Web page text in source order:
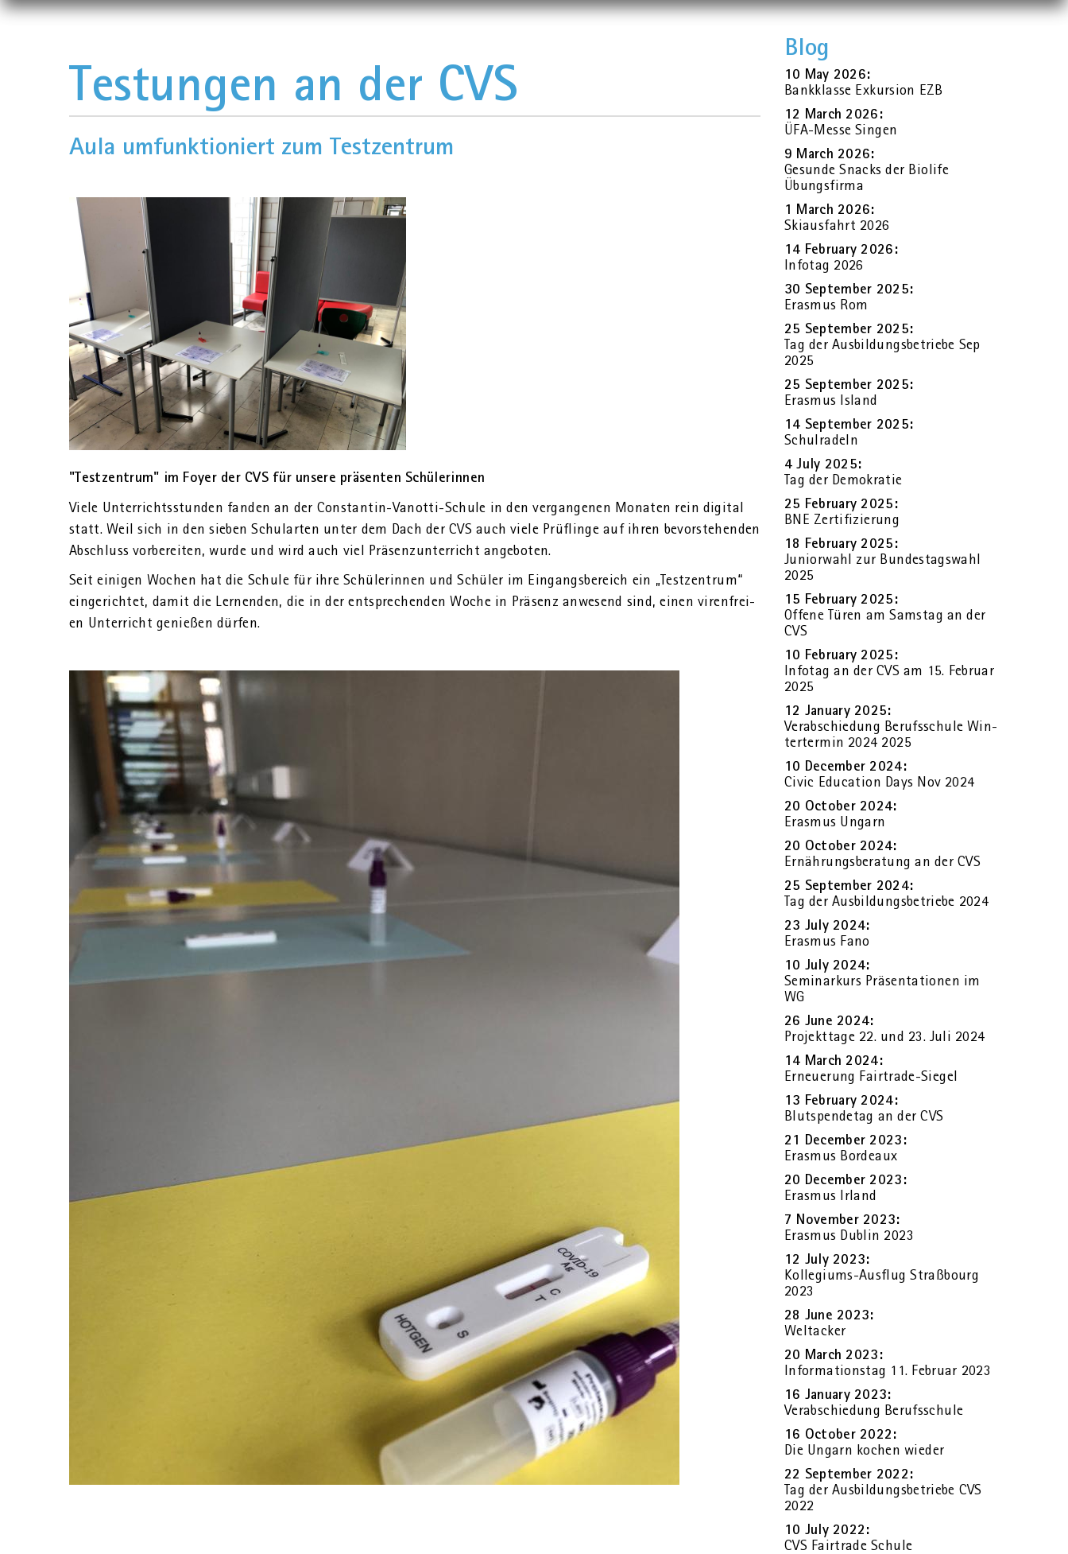
Testungen an der CVS
Aula umfunktioniert zum Testzentrum
"Test­zen­trum" im Foyer der CVS für un­se­re prä­sen­ten Schü­le­rin­nen
Viele Un­ter­richts­stun­den fan­den an der Con­stan­tin-Va­not­ti-Schu­le in den ver­gan­ge­nen Mo­na­ten rein di­gi­tal
statt. Weil sich in den sie­ben Schul­ar­ten unter dem Dach der CVS auch viele Prüf­lin­ge auf ihren be­vor­ste­hen­den
Ab­schluss vor­be­rei­ten, wurde und wird auch viel Prä­senz­un­ter­richt an­ge­bo­ten.
Seit ei­ni­gen Wo­chen hat die Schu­le für ihre Schü­le­rin­nen und Schü­ler im Ein­gangs­be­reich ein „Test­zen­trum“
ein­ge­rich­tet, damit die Ler­nen­den, die in der ent­spre­chen­den Woche in Prä­senz an­we­send sind, einen vi­ren­frei­
en Un­ter­richt ge­nie­ßen dür­fen.
Blog
10 May 2026:
Bank­klas­se Ex­kur­si­on EZB
12 March 2026:
ÜFA-Messe Sin­gen
9 March 2026:
Ge­sun­de Snacks der Bio­li­fe
Übungs­fir­ma
1 March 2026:
Ski­aus­fahrt 2026
14 Fe­bru­ary 2026:
In­fo­tag 2026
30 Sep­tem­ber 2025:
Eras­mus Rom
25 Sep­tem­ber 2025:
Tag der Aus­bil­dungs­be­trie­be Sep
2025
25 Sep­tem­ber 2025:
Eras­mus Is­land
14 Sep­tem­ber 2025:
Schul­ra­deln
4 July 2025:
Tag der De­mo­kra­tie
25 Fe­bru­ary 2025:
BNE Zer­ti­fi­zie­rung
18 Fe­bru­ary 2025:
Ju­nior­wahl zur Bun­des­tags­wahl
2025
15 Fe­bru­ary 2025:
Of­fe­ne Türen am Sams­tag an der
CVS
10 Fe­bru­ary 2025:
In­fo­tag an der CVS am 15. Fe­bru­ar
2025
12 Ja­nu­ary 2025:
Ver­ab­schie­dung Be­rufs­schu­le Win­
ter­ter­min 2024 2025
10 Decem­ber 2024:
Civic Edu­ca­ti­on Days Nov 2024
20 Oc­to­ber 2024:
Eras­mus Un­garn
20 Oc­to­ber 2024:
Er­näh­rungs­be­ra­tung an der CVS
25 Sep­tem­ber 2024:
Tag der Aus­bil­dungs­be­trie­be 2024
23 July 2024:
Eras­mus Fano
10 July 2024:
Se­mi­nar­kurs Prä­sen­ta­tio­nen im
WG
26 June 2024:
Pro­jekt­ta­ge 22. und 23. Juli 2024
14 March 2024:
Er­neue­rung Fair­tra­de-Sie­gel
13 Fe­bru­ary 2024:
Blut­spen­de­tag an der CVS
21 Decem­ber 2023:
Eras­mus Bor­deaux
20 Decem­ber 2023:
Eras­mus Ir­land
7 No­vem­ber 2023:
Eras­mus Dub­lin 2023
12 July 2023:
Kol­le­gi­ums-Aus­flug Straß­bourg
2023
28 June 2023:
Welt­a­cker
20 March 2023:
In­for­ma­ti­ons­tag 11. Fe­bru­ar 2023
16 Ja­nu­ary 2023:
Ver­ab­schie­dung Be­rufs­schu­le
16 Oc­to­ber 2022:
Die Un­garn ko­chen wie­der
22 Sep­tem­ber 2022:
Tag der Aus­bil­dungs­be­trie­be CVS
2022
10 July 2022:
CVS Fair­tra­de Schu­le